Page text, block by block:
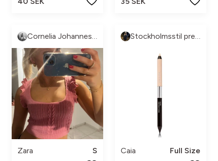
Cornelia Johannesson
Zara
S
Stockholmsstil pre-loved🩷
Caia
Full Size